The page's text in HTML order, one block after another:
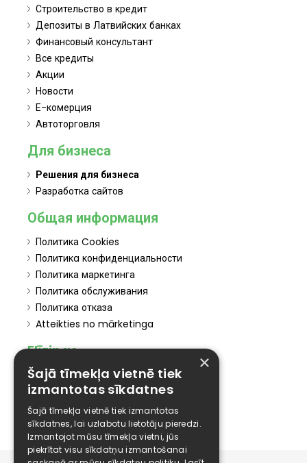
Строительство в кредит
Депозиты в Латвийских банках
Финансовый консультант
Все кредиты
Акции
Новости
Е-комерция
Автоторговля
Для бизнеса
Решения для бизнеса
Разработка сайтов
Общая информация
Политика Cookies
Политикa конфиденциальности
Политика маркетинга
Политика обслуживания
Политика отказа
Atteikties no mārketinga
Elīzings
Affiliate
Карьера
Контакты
×
Šajā tīmekļa vietnē tiek
izmantotas sīkdatnes
Šajā tīmekļa vietnē tiek izmantotas
sīkdatnes, lai uzlabotu lietotāju pieredzi.
Izmantojot mūsu tīmekļa vietni, jūs
piekrītat visu sīkdatņu izmantošanai